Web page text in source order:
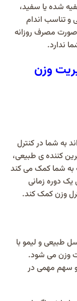
شده یا سفید،
تناسب اندام
صورت مصرف روزانه
ندارد.
وزن
به شما در کنترل
کننده ی طبیعی،
به شما کمک می کند
دوره زمانی
وزن کمک کند.
طبیعی و لیمو با
وزن می شود.
سهم مهمی در